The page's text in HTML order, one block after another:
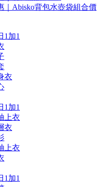
｜Abisko背包水壺袋組合價
1加1
衣
1加1
上衣
衣
上衣
1加1